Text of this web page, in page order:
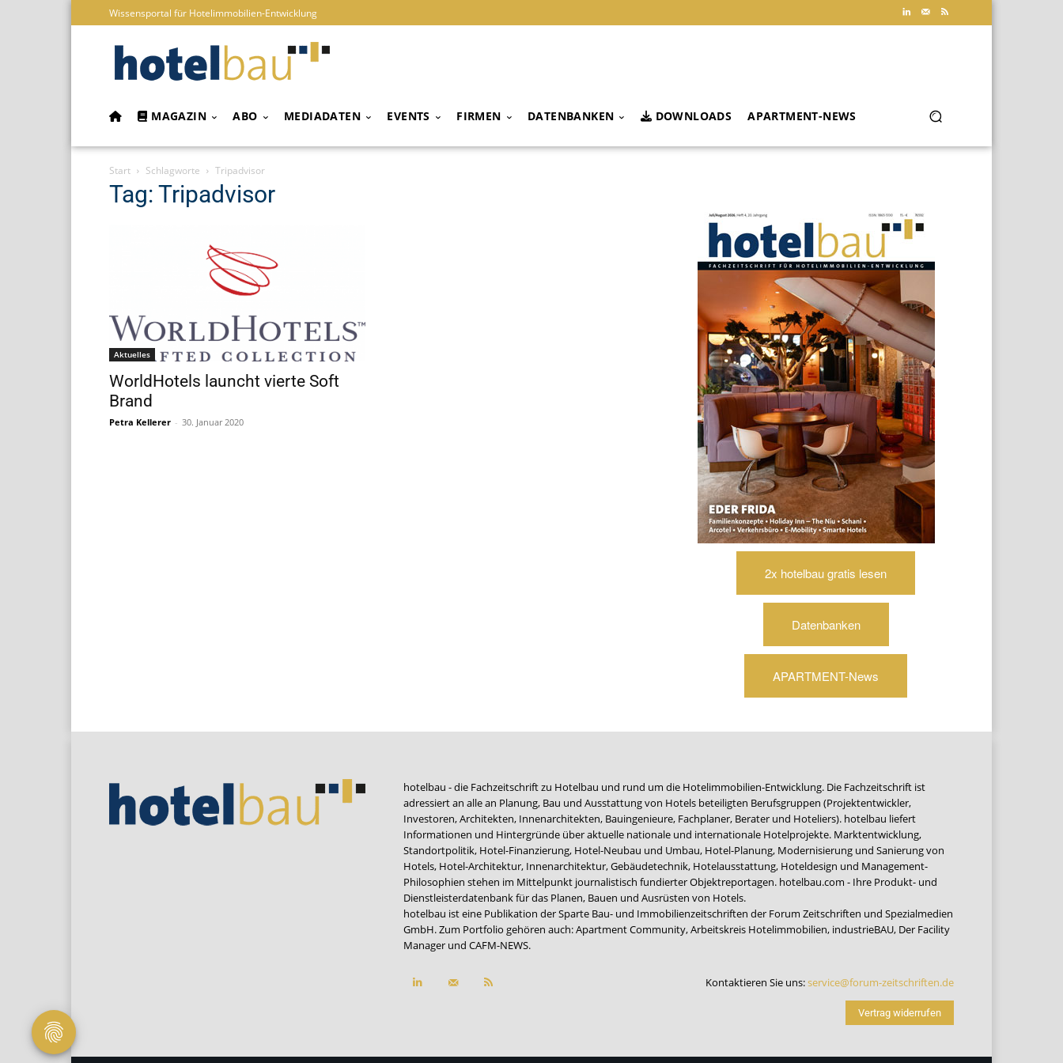
Wissensportal für Hotelimmobilien-Entwicklung
MAGAZIN ABO MEDIADATEN EVENTS FIRMEN DATENBANKEN DOWNLOADS APARTMENT-NEWS
Start Schlagworte Tripadvisor
Tag: Tripadvisor
Aktuelles
WorldHotels launcht vierte Soft
Brand
Petra Kellerer - 30. Januar 2020
2x hotelbau gratis lesen
Datenbanken
APARTMENT-News
hotelbau - die Fachzeitschrift zu Hotelbau und rund um die Hotelimmobilien-Entwicklung. Die Fachzeitschrift ist
adressiert an alle an Planung, Bau und Ausstattung von Hotels beteiligten Berufsgruppen (Projektentwickler,
Investoren, Architekten, Innenarchitekten, Bauingenieure, Fachplaner, Berater und Hoteliers). hotelbau liefert
Informationen und Hintergründe über aktuelle nationale und internationale Hotelprojekte. Marktentwicklung,
Standortpolitik, Hotel-Finanzierung, Hotel-Neubau und Umbau, Hotel-Planung, Modernisierung und Sanierung von
Hotels, Hotel-Architektur, Innenarchitektur, Gebäudetechnik, Hotelausstattung, Hoteldesign und Management-
Philosophien stehen im Mittelpunkt journalistisch fundierter Objektreportagen. hotelbau.com - Ihre Produkt- und
Dienstleisterdatenbank für das Planen, Bauen und Ausrüsten von Hotels.
hotelbau ist eine Publikation der Sparte Bau- und Immobilienzeitschriften der Forum Zeitschriften und Spezialmedien
GmbH. Zum Portfolio gehören auch:Apartment Community,Arbeitskreis Hotelimmobilien, industrieBAU, Der Facility
Manager und CAFM-NEWS.
Kontaktieren Sie uns:service@forum-zeitschriften.de
Vertrag widerrufen